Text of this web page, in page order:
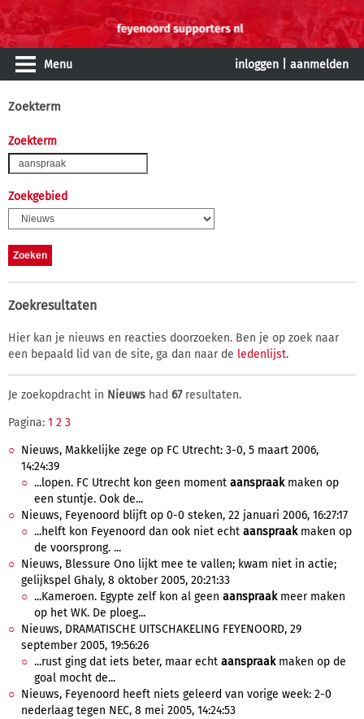
Menu inloggen aanmelden
Zoekterm
Zoekterm
Zoekgebied
Zoekresultaten
Hier kan je nieuws en reacties doorzoeken. Ben je op zoek naar
een bepaald lid van de site, ga dan naar de ledenlijst.
Je zoekopdracht in Nieuws had 67resultaten.
Pagina: 1 2 3
Nieuws, Makkelijke zege op FC Utrecht: 3-0, 5 maart 2006,
14:24:39
...lopen. FC Utrecht kon geen moment aanspraakmaken op
een stuntje. Ook de...
Nieuws, Feyenoord blijft op 0-0 steken, 22 januari 2006, 16:27:17
...helft kon Feyenoord dan ook niet echt aanspraakmaken op
de voorsprong. ...
Nieuws, Blessure Ono lijkt mee te vallen; kwam niet in actie;
gelijkspel Ghaly, 8 oktober 2005, 20:21:33
...Kameroen. Egypte zelf kon al geen aanspraakmeer maken
op het WK. De ploeg...
Nieuws, DRAMATISCHE UITSCHAKELING FEYENOORD, 29
september 2005, 19:56:26
...rust ging dat iets beter, maar echt aanspraakmaken op de
goal mocht de...
Nieuws, Feyenoord heeft niets geleerd van vorige week: 2-0
nederlaag tegen NEC, 8 mei 2005, 14:24:53